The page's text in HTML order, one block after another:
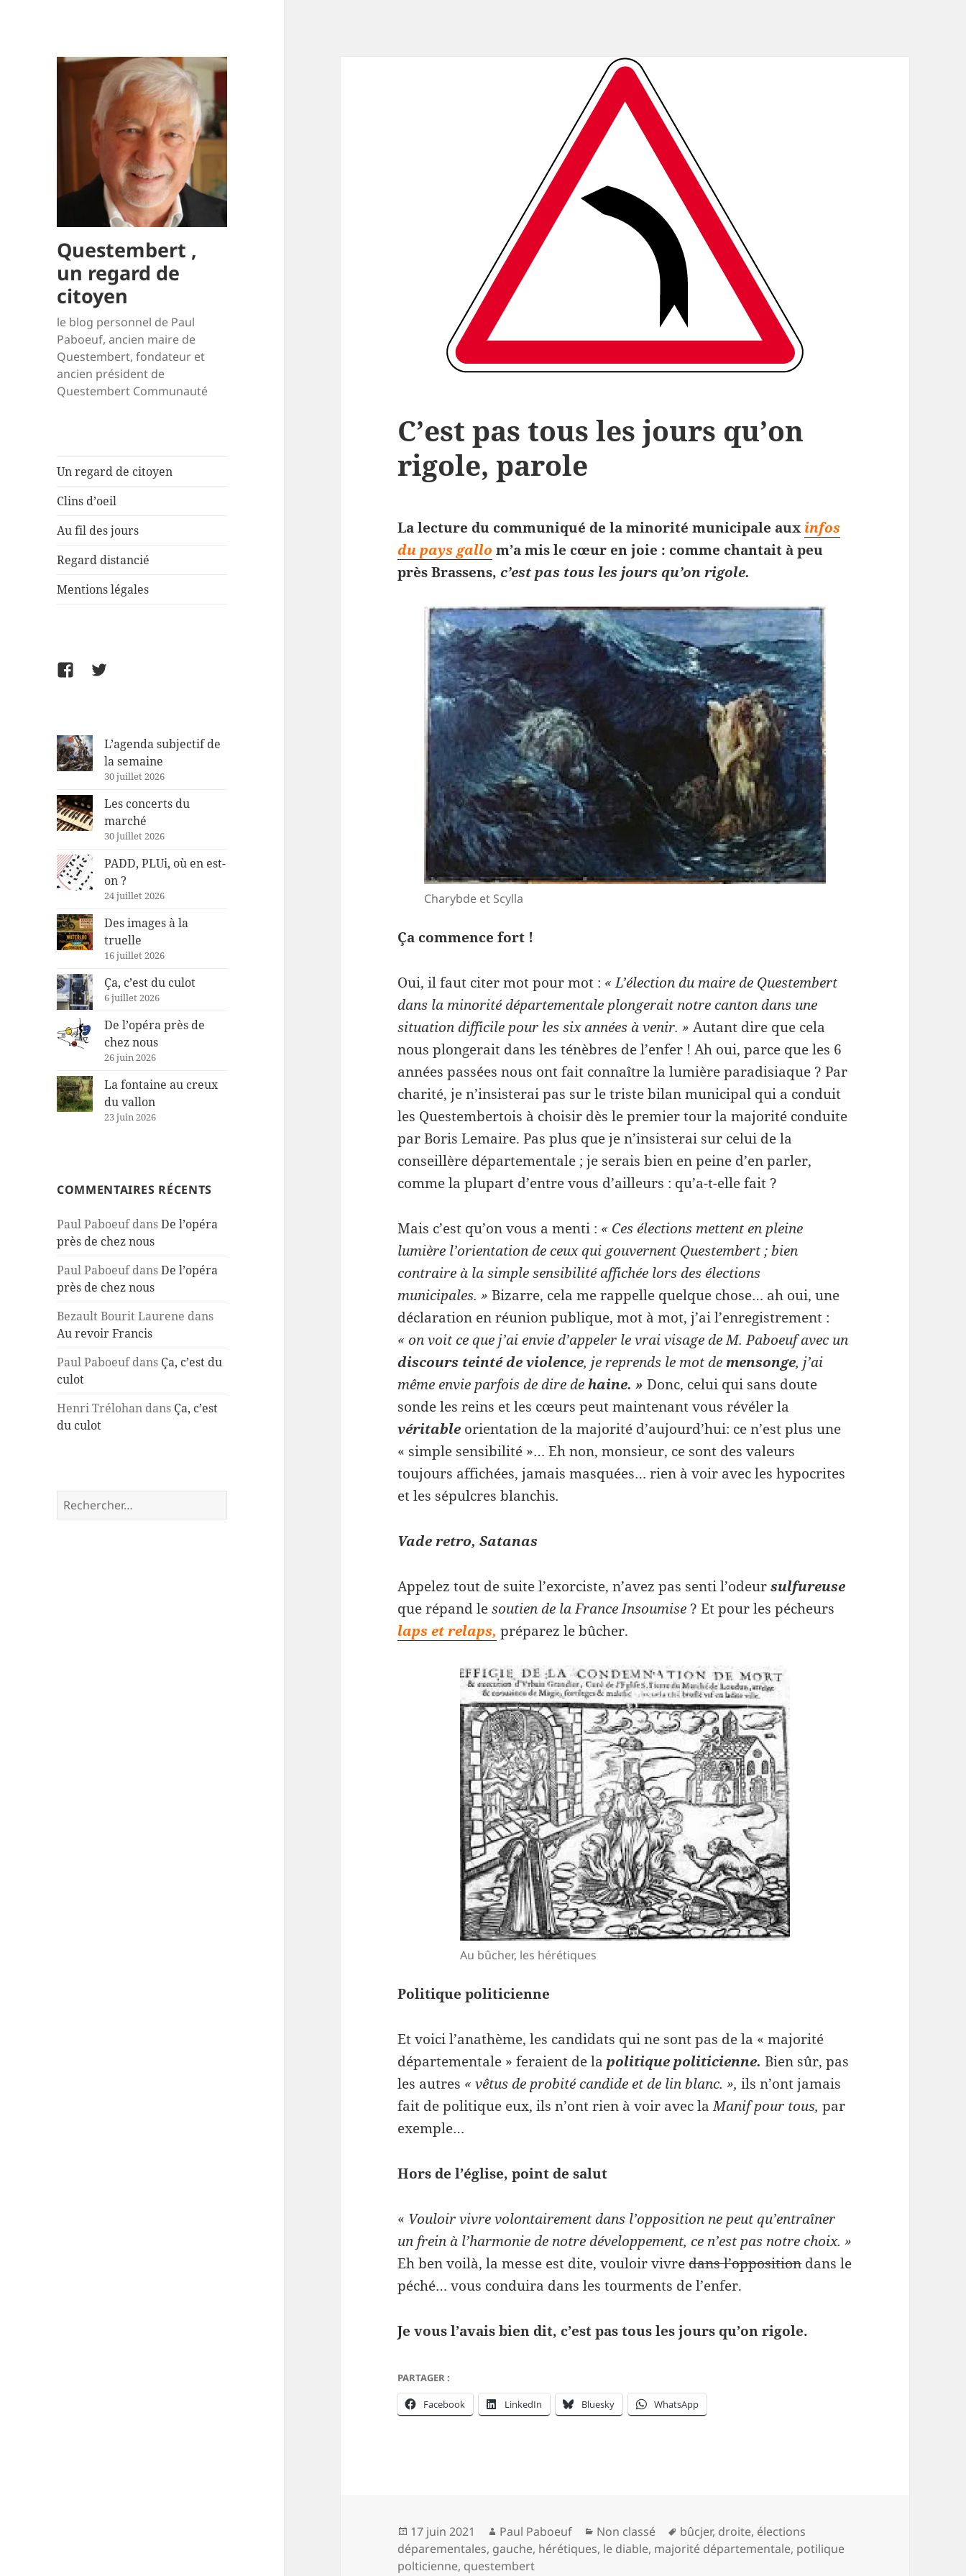
Questembert ,
un regard de
citoyen
le blog personnel de Paul
Paboeuf, ancien maire de
Questembert, fondateur et
ancien président de
Questembert Communauté
Un regard de citoyen
Clins d’oeil
Au fil des jours
Regard distancié
Mentions légales
FacebookTwitter
L’agenda subjectif de
la semaine
30 juillet 2026
Les concerts du
marché
30 juillet 2026
PADD, PLUi, où en est-
on ?
24 juillet 2026
Des images à la
truelle
16 juillet 2026
Ça, c’est du culot
6 juillet 2026
De l’opéra près de
chez nous
26 juin 2026
La fontaine au creux
du vallon
23 juin 2026
COMMENTAIRES RÉCENTS
Paul PaboeufdansDe l’opéra
près de chez nous
Paul PaboeufdansDe l’opéra
près de chez nous
Bezault Bourit Laurene dans
Au revoir Francis
Paul Paboeufdans Ça, c’est du
culot
Henri Trélohan dans Ça, c’est
du culot
Rechercher :
C’est pas tous les jours qu’on
rigole, parole
La lecture du communiqué de la minorité municipale auxinfos
du pays gallo m’a mis le cœur en joie : comme chantait à peu
près Brassens,c’est pas tous les jours qu’on rigole.
Charybde et Scylla
Ça commence fort !
Oui, il faut citer mot pour mot : «L’élection du maire de Questembert
dans la minorité départementale plongerait notre canton dans une
situation difficile pour les six années à venir. »Autant dire que cela
nous plongerait dans les ténèbres de l’enfer ! Ah oui, parce que les 6
années passées nous ont fait connaître la lumière paradisiaque ? Par
charité, je n’insisterai pas sur le triste bilan municipal qui a conduit
les Questembertois à choisir dès le premier tour la majorité conduite
par Boris Lemaire. Pas plus que je n’insisterai sur celui de la
conseillère départementale ; je serais bien en peine d’en parler,
comme la plupart d’entre vous d’ailleurs : qu’a-t-elle fait ?
Mais c’est qu’on vous a menti : « Ces élections mettent en pleine
lumière l’orientation de ceux qui gouvernent Questembert ; bien
contraire à la simple sensibilité affichée lors des élections
municipales. »Bizarre, cela me rappelle quelque chose… ah oui, une
déclaration en réunion publique, mot à mot, j’ai l’enregistrement :
« on voit ce que j’ai envie d’appeler le vrai visage de M. Paboeuf avec un
discours teinté de violence, je reprends le mot demensonge, j’ai
même envie parfois de dire dehaine. »Donc, celui qui sans doute
sonde les reins et les cœurs peut maintenant vous révéler la
véritable orientation de la majorité d’aujourd’hui: ce n’est plus une
« simple sensibilité »… Eh non, monsieur, ce sont des valeurs
toujours affichées, jamais masquées… rien à voir avec les hypocrites
et les sépulcres blanchis.
Vade retro, Satanas
Appelez tout de suite l’exorciste, n’avez pas senti l’odeursulfureuse
que répand lesoutien de la France Insoumise ? Et pour les pécheurs
laps et relaps, préparez le bûcher.
Au bûcher, les hérétiques
Politique politicienne
Et voici l’anathème, les candidats qui ne sont pas de la « majorité
départementale » feraient de lapolitique politicienne. Bien sûr, pas
les autres « vêtus de probité candide et de lin blanc. »,ils n’ont jamais
fait de politique eux, ils n’ont rien à voir avec laManif pour tous, par
exemple…
Hors de l’église, point de salut
« Vouloir vivre volontairement dans l’opposition ne peut qu’entraîner
un frein à l’harmonie de notre développement, ce n’est pas notre choix. »
Eh ben voilà, la messe est dite, vouloir vivredans l’oppositiondans le
péché… vous conduira dans les tourments de l’enfer.
Je vous l’avais bien dit, c’est pas tous les jours qu’on rigole.
PARTAGER :
Facebook LinkedIn Bluesky WhatsApp
Publié
le
17 juin 2021 Auteur
Paul Paboeuf Catégories
Non classé
Mots-
clés
bûcjer, droite, élections
déparementales, gauche, hérétiques, le diable, majorité départementale, potilique
polticienne, questembert